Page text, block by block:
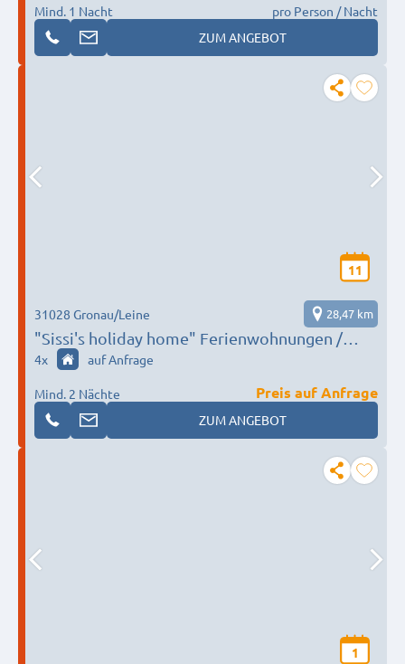
Mind. 1 Nacht
pro Person / Nacht
ZUM ANGEBOT
11
"Sissi's holiday home" Ferienwohnungen /
Monteure / Arbeiter / Unterkunft /
31028 Gronau/Leine 28,47 km
4x auf Anfrage
Mind. 2 Nächte
Preis auf Anfrage
ZUM ANGEBOT
1